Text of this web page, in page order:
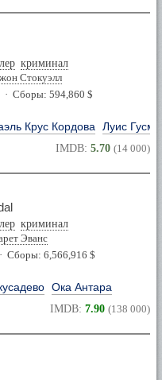
криминал
Стокуэлл
Сборы: 594,860 $
Крус Кордова Луис
IMDB: 5.70 (14 000)
криминал
Эванс
Сборы: 6,566,916 $
Ока Антара
IMDB: 7.90 (138 000)